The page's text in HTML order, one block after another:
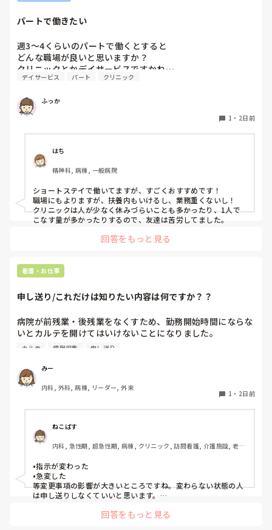
パートで働きたい
週3〜4くらいのパートで働くとすると
どんな職場が良いと思いますか？
クリニックとかデイサービスですかね…
デイサービス パート クリニック
ふっか
1 ・ 2日前
はち
精神科, 病棟, 一般病院
ショートステイで働いてますが、すごくおすすめです！
職場にもよりますが、扶養内もいけるし、業務重くないし！
クリニックは人が少なく休みづらいことも多かったり、1人で
こなす量が多かったりするので、友達は苦労してました。
回答をもっと見る
看護・お仕事
申し送り/これだけは知りたい内容は何ですか？？
病院が前残業・後残業をなくすため、勤務開始時間にならな
いとカルテを開けてはいけないことになりました。
りと記録に残していない場合はとても困ることが増えまし
た。申し送り自体は存在していますが、後残業もなくす風潮
で、5分以内で終わるように、と言われています。
人にもよるのですが、端的な申し送りのためにこれだけは知
っておきたい内容は何ですか？？
カルテ 情報収集 申し送り
みー
内科, 外科, 病棟, リーダー, 外来
1 ・ 2日前
ねこばす
内科, 急性期, 超急性期, 病棟, クリニック, 訪問看護, 介護施設, 老健
末期, 透析, 保育園・学校, SCU, 派遣, 小規模多機能, 看護多機能
•指示が変わった
•急変した
等変更事項の影響が大きいところですね。変わらない状態の人
は申し送りしなくていいと思います。
Wordで文章を作って渡してました。
回答をもっと見る